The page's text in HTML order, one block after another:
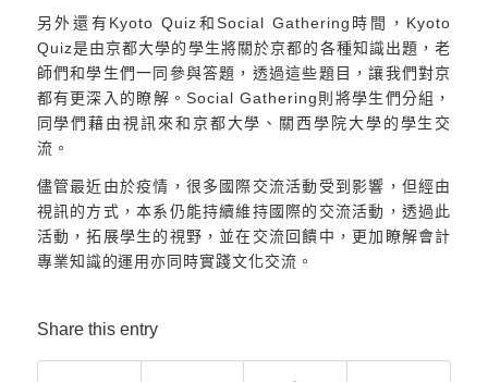
另外還有Kyoto Quiz和Social Gathering時間，Kyoto
Quiz是由京都大學的學生將關於京都的各種知識出題，老
師們和學生們一同參與答題，透過這些題目，讓我們對京
都有更深入的瞭解。Social Gathering則將學生們分組，
同學們藉由視訊來和京都大學、關西學院大學的學生交
流。
儘管最近由於疫情，很多國際交流活動受到影響，但經由
視訊的方式，本系仍能持續維持國際的交流活動，透過此
活動，拓展學生的視野，並在交流回饋中，更加瞭解會計
專業知識的運用亦同時實踐文化交流。
Share this entry